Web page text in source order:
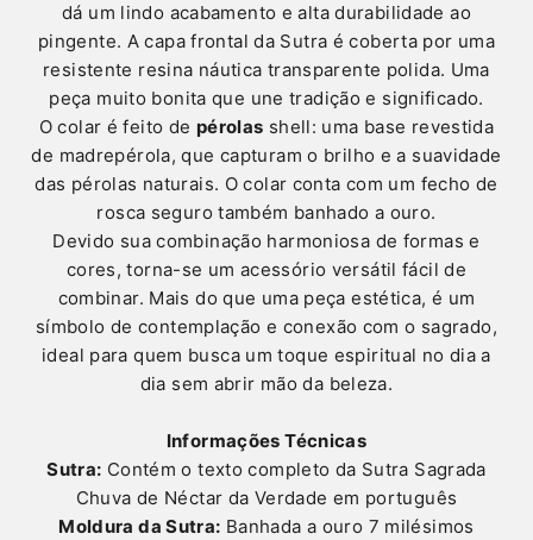
dá um lindo acabamento e alta durabilidade ao
pingente. A capa frontal da Sutra é coberta por uma
resistente resina náutica transparente polida. Uma
peça muito bonita que une tradição e significado.
O colar é feito de pérolas shell: uma base revestida
de madrepérola, que capturam o brilho e a suavidade
das pérolas naturais. O colar conta com um fecho de
rosca seguro também banhado a ouro.
Devido sua combinação harmoniosa de formas e
cores, torna-se um acessório versátil fácil de
combinar. Mais do que uma peça estética, é um
símbolo de contemplação e conexão com o sagrado,
ideal para quem busca um toque espiritual no dia a
dia sem abrir mão da beleza.
Informações Técnicas
Sutra: Contém o texto completo da Sutra Sagrada
Chuva de Néctar da Verdade em português
Moldura da Sutra: Banhada a ouro 7 milésimos